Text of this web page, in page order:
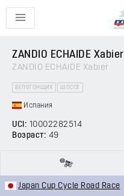
ZANDIO ECHAIDE Xabier
ZANDIO ECHAIDE Xabier
ВЕЛОГОНЩИК ШОССЕ
Испания
UCI: 10002282514
Возраст: 49
Japan Cup Cycle Road Race